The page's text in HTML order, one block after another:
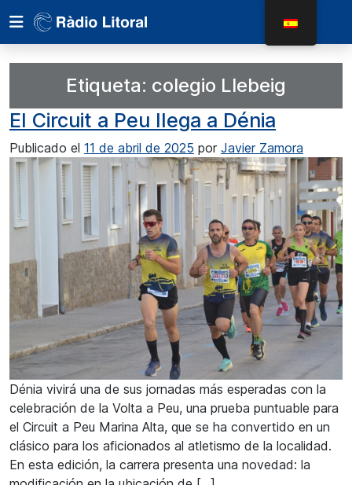
Etiqueta: colegio Llebeig
El Circuit a Peu llega a Dénia
Publicado el 11 de abril de 2025 por Javier Zamora
Dénia vivirá una de sus jornadas más esperadas con la
celebración de la Volta a Peu, una prueba puntuable para
el Circuit a Peu Marina Alta, que se ha convertido en un
clásico para los aficionados al atletismo de la localidad.
En esta edición, la carrera presenta una novedad: la